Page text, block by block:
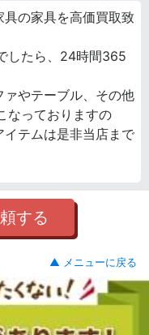
の家具を高価買取致
したら、24時間365
やテーブル、その他
なっておりますの
テムは是非当店まで
する
▲ メニューに戻る